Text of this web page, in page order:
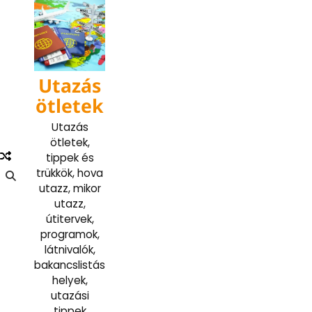
content
Utazás
ötletek
Utazás
ötletek,
tippek és
trükkök, hova
utazz, mikor
utazz,
útitervek,
programok,
látnivalók,
bakancslistás
helyek,
utazási